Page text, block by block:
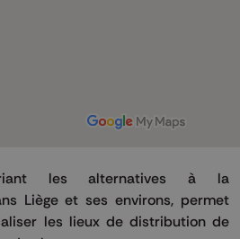
les alternatives à la
Liège et ses environs, permet
les lieux de distribution de